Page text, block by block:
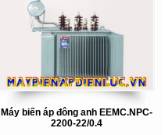
Máy biến áp đông anh EEMC.NPC-
2200-22/0.4